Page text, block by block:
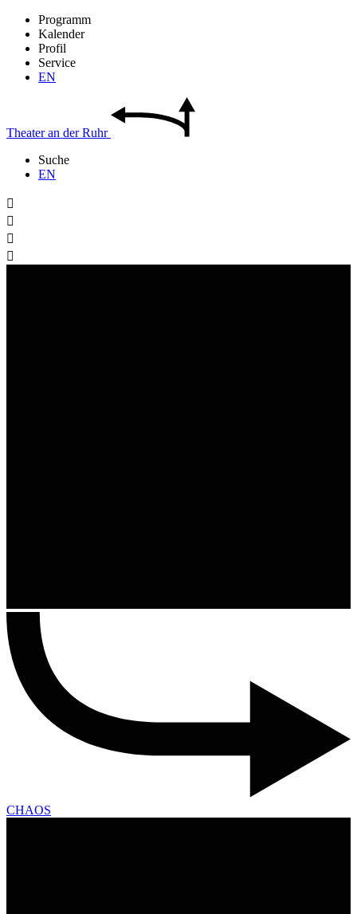
Programm
Kalender
Profil
Service
EN
Theateran derRuhr
Suche
EN




CHAOS